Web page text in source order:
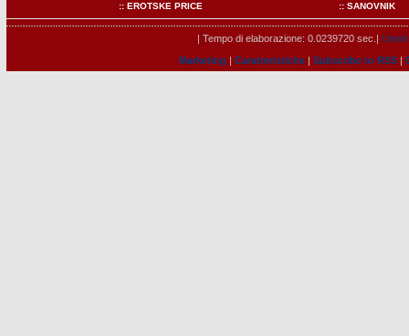
:: EROTSKE PRICE :: SANOVNIK
| Tempo di elaborazione: 0.0239720 sec.|
Marketing | Caratteristiche | Subscribe to RSS |